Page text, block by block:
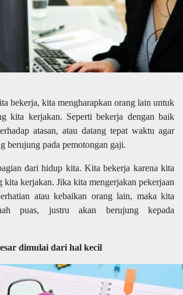
bekerja, kita mengharapkan orang lain untuk
kita kerjakan. Seperti bekerja dengan baik
atasan, atau datang tepat waktu agar
berujung pada pemotongan gaji.
dari hidup kita. Kita bekerja karena kita
kita kerjakan. Jika kita mengerjakan pekerjaan
atau kebaikan orang lain, maka kita
puas, justru akan berujung kepada
dimulai dari hal kecil